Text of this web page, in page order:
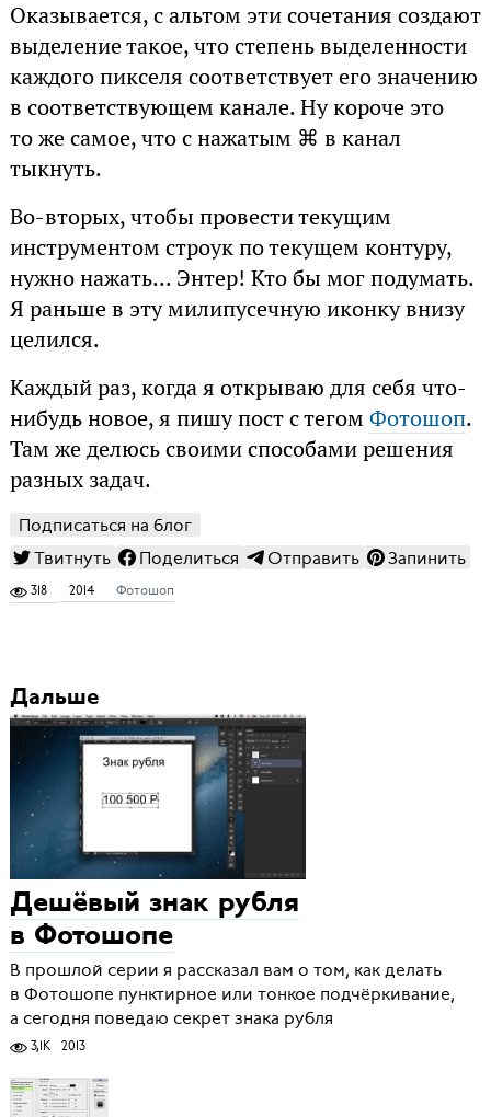
Оказывается, с альтом эти сочетания создают
выделение такое, что степень выделенности
каждого пикселя соответствует его значению
в соответствующем канале. Ну короче это
то же самое, что с нажатым ⌘ в канал
тыкнуть.
Во-вторых, чтобы провести текущим
инструментом строук по текущем контуру,
нужно нажать... Энтер! Кто бы мог подумать.
Я раньше в эту милипусечную иконку внизу
целился.
Каждый раз, когда я открываю для себя что-
нибудь новое, я пишу пост с тегом Фотошоп.
Там же делюсь своими способами решения
разных задач.
Подписаться на блог
Твитнуть
Поделиться Отправить Запинить
318 2014 Фотошоп
Дальше
Дешёвый знак рубля
в Фотошопе
В прошлой серии я рассказал вам о том, как делать
в Фотошопе пунктирное или тонкое подчёркивание,
а сегодня поведаю секрет знака рубля
3,1K 2013